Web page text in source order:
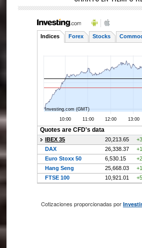
Cotizaciones proporcionadas por